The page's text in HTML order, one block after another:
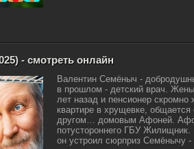
- смотреть онлайн
Валентин Семёныч -
в прошлом - детский врач.
лет назад и пенсионер скромно
квартире в хрущевке,
другом… домовым Афоней.
потустороннего ГБУ
он устроил сюрприз Семёнычу